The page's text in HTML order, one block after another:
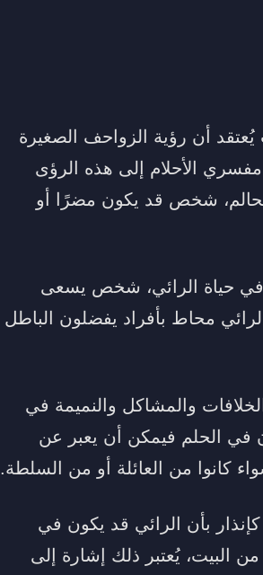
أن رؤية الزواحف الصغيرة
الأحلام إلى هذه الرؤى
شخص قد يكون مضرًا أو
في حياة الرائي، شخص يسعى
محاط بأفراد يفضلون الباطل
والمشاكل والنميمة في
في الحلم فيمكن أن يعبر عن
كانوا من العائلة أو من السلطة.
بأن الرائي قد يكون في
البيت، يُعتبر ذلك إشارة إلى